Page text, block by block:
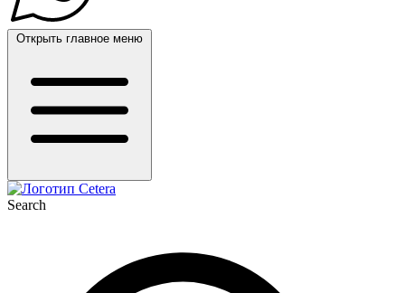
Открыть главное меню
Search